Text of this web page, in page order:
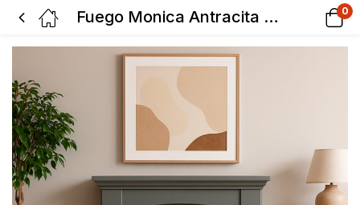
Fuego Monica Antracita 1500w Chimenea De Pared Con Mando a Distancia Marco y Quemador Gris Oscuro FUEGO-MONICA-ANTRACITA 0